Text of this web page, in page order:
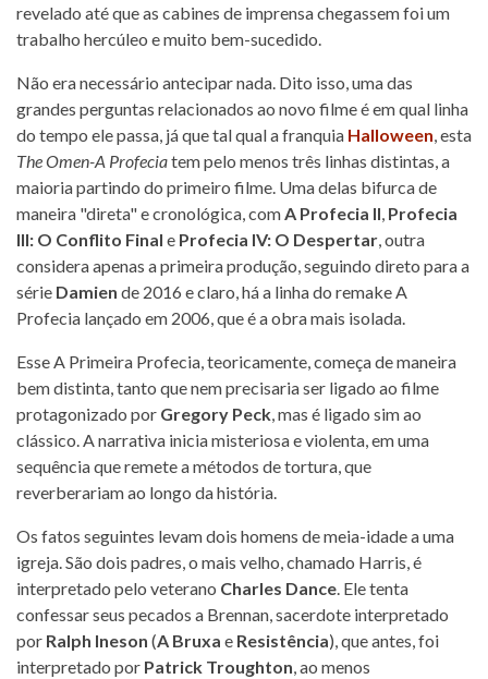
revelado até que as cabines de imprensa chegassem foi um
trabalho hercúleo e muito bem-sucedido.
Não era necessário antecipar nada. Dito isso, uma das
grandes perguntas relacionados ao novo filme é em qual linha
do tempo ele passa, já que tal qual a franquia Halloween, esta
The Omen-A Profeciatem pelo menos três linhas distintas, a
maioria partindo do primeiro filme. Uma delas bifurca de
maneira "direta" e cronológica, comA Profecia II, Profecia
III: O Conflito Final e Profecia IV: O Despertar, outra
considera apenas a primeira produção, seguindo direto para a
série Damien de 2016 e claro, há a linha do remake A
Profecia lançado em 2006, que é a obra mais isolada.
Esse A Primeira Profecia, teoricamente, começa de maneira
bem distinta, tanto que nem precisaria ser ligado ao filme
protagonizado por Gregory Peck, mas é ligado sim ao
clássico. A narrativa inicia misteriosa e violenta, em uma
sequência que remete a métodos de tortura, que
reverberariam ao longo da história.
Os fatos seguintes levam dois homens de meia-idade a uma
igreja. São dois padres, o mais velho, chamado Harris, é
interpretado pelo veterano Charles Dance. Ele tenta
confessar seus pecados a Brennan, sacerdote interpretado
por Ralph Ineson (A Bruxa e Resistência), que antes, foi
interpretado por Patrick Troughton, ao menos